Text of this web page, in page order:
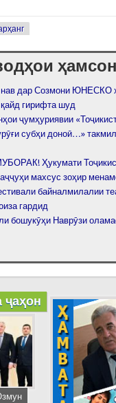
ҳамсон
нав дар Созмони ЮНЕСКО
гирифта шуд
ҷумҳуриявии
субҳи доноӣ…»
Ҳукумати
махсус зоҳир
байналмилалии
гардид
бошукӯҳи Наврӯзи
ҷаҳон